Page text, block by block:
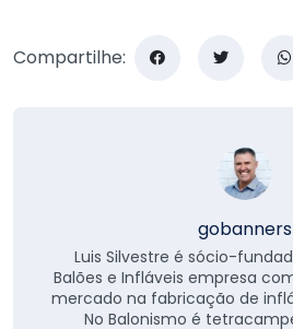
Compartilhe:
gobanners
Luis Silvestre é sócio-
Balões e Infláveis empresa
mercado na fabricação de
No Balonismo é